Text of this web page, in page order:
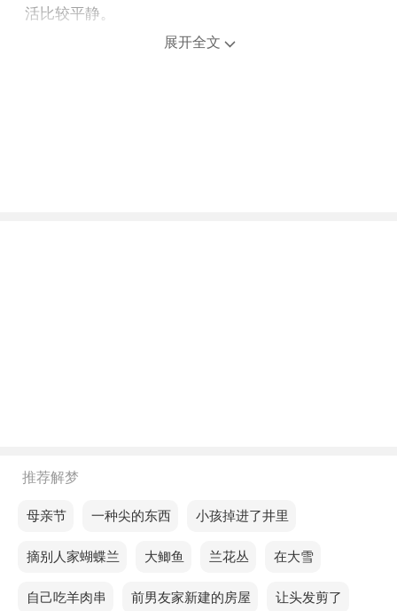
活比较平静。
上午梦见家里养了只大白猪，意味着心中有目标，才
不同的人梦见家里养了只大白猪预示着什么？
单身的人梦见家里养了只大白猪，意味近期可能会有
续前进了。
展开全文
推荐解梦
梦见母亲节梦见一种尖的东西梦见小孩掉进了井里
梦见摘别人家蝴蝶兰梦见大鲫鱼 梦见兰花丛梦见在大雪
梦见自己吃羊肉串 梦见前男友家新建的房屋梦见让头发剪了